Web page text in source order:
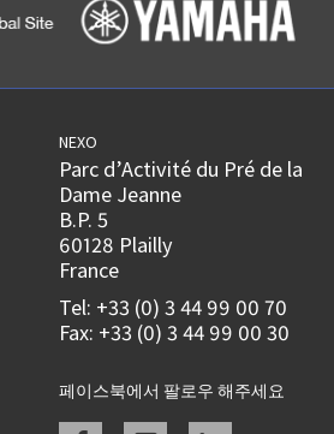
NEXO
Parc d’Activité du Pré de la
Dame Jeanne
B.P. 5
60128 Plailly
France
Tel: +33 (0) 3 44 99 00 70
Fax: +33 (0) 3 44 99 00 30
페이스북에서 팔로우 해주세요